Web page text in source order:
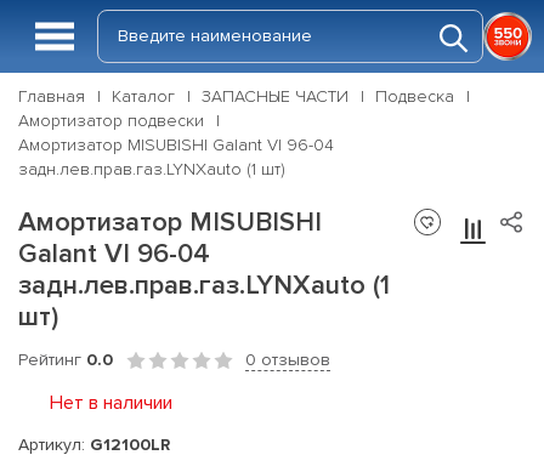
Главная Каталог ЗАПАСНЫЕ ЧАСТИ
Подвеска
Амортизатор подвески
Амортизатор MISUBISHI Galant VI 96-04
задн.лев.прав.газ.LYNXauto (1 шт)
Амортизатор MISUBISHI
Galant VI 96-04
задн.лев.прав.газ.LYNXauto (1
шт)
Рейтинг 0.0 0 отзывов
Нет в наличии
Артикул: G12100LR